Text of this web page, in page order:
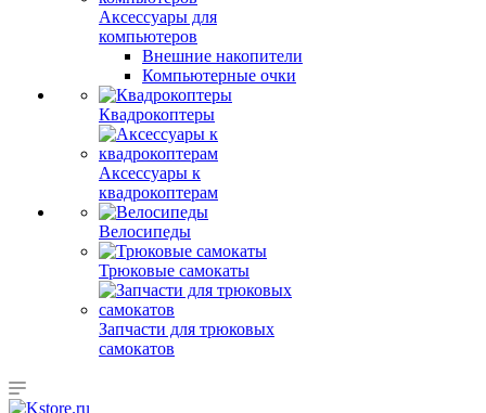
Аксессуары для
компьютеров
Внешние накопители
Компьютерные очки
Квадрокоптеры
Аксессуары к
квадрокоптерам
Велосипеды
Трюковые самокаты
Запчасти для трюковых
самокатов